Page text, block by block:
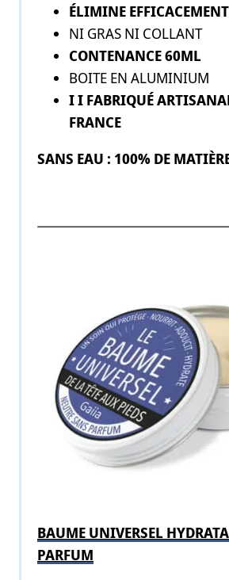
ÉLIMINE
NI GRAS NI COLLANT
CONTENANCE 60ML
BOITE EN ALUMINIUM
I I FABRIQUÉ
FRANCE
SANS EAU : 100% DE
BAUME UNIVERSEL
PARFUM